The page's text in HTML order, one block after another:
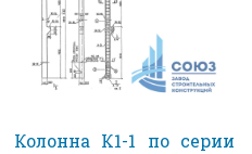
Колонна К1-1 по серии